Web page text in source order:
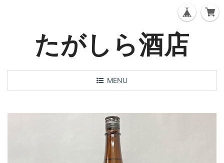
たがしら酒店
T
o
g
l
e
n
a
MENU